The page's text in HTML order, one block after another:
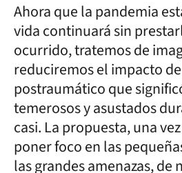
Ahora que la pandemia
vida continuará sin
ocurrido, tratemos de
reduciremos el impacto
postraumático que
temerosos y asustados
casi. La propuesta, una
poner foco en las
las grandes amenazas, de